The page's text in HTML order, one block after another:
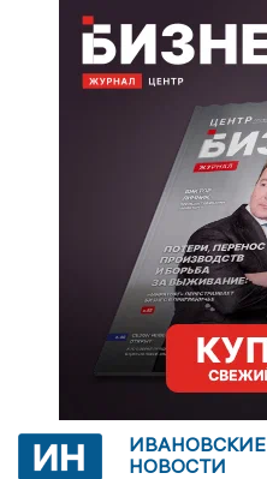
ИВАНОВСКИЕ
НОВОСТИ